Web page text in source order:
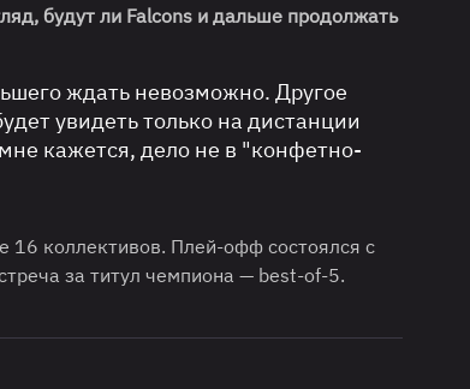
будут ли Falcons и дальше продолжать
ждать невозможно. Другое
увидеть только на дистанции
мне кажется, дело не в "конфетно-
16 коллективов. Плей-офф состоялся с
за титул чемпиона — best-of-5.